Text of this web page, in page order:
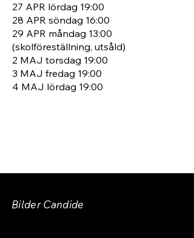
27 APR lördag 19:00
28 APR söndag 16:00
29 APR måndag 13:00
(skolföreställning, utsåld)
2 MAJ torsdag 19:00
3 MAJ fredag 19:00
4 MAJ lördag 19:00
Bilder Candide